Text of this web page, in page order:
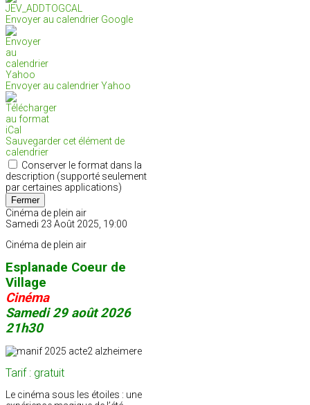
Envoyer au calendrier Google
Envoyer au calendrier Yahoo
Sauvegarder cet élément de
calendrier
Conserver le format dans la
description (supporté seulement
par certaines applications)
Fermer
Cinéma de plein air
Samedi 23 Août 2025, 19:00
Cinéma de plein air
Esplanade Coeur de
Village
Cinéma
Samedi 29 août 2026
21h30
Tarif : gratuit
Le cinéma sous les étoiles : une